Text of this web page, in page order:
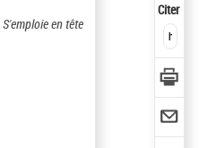
S'emploie en tête
Citer